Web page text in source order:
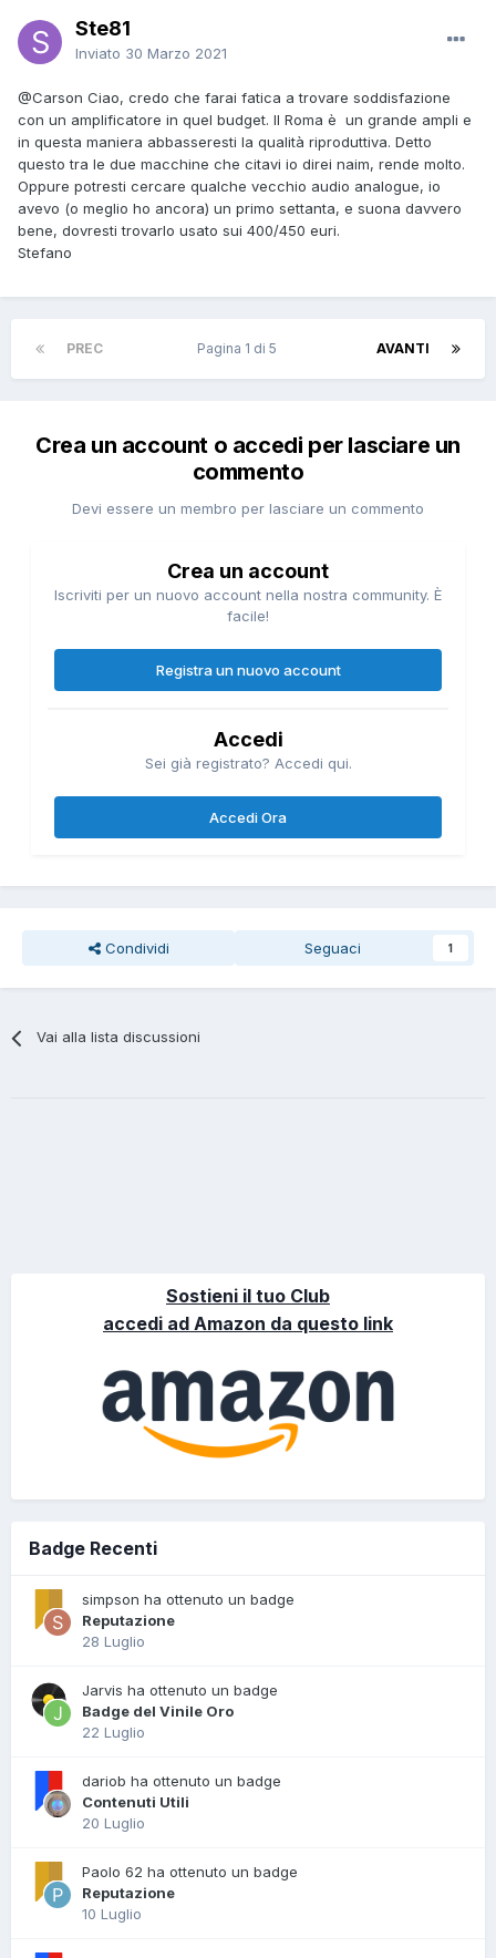
Ste81
Inviato 30 Marzo 2021
@Carson Ciao, credo che farai fatica a trovare soddisfazione
con un amplificatore in quel budget. Il Roma è un grande ampli e
in questa maniera abbasseresti la qualità riproduttiva. Detto
questo tra le due macchine che citavi io direi naim, rende molto.
Oppure potresti cercare qualche vecchio audio analogue, io
avevo (o meglio ho ancora) un primo settanta, e suona davvero
bene, dovresti trovarlo usato sui 400/450 euri.
Stefano
PREC AVANTI
Pagina 1 di 5
Crea un account o accedi per lasciare un
commento
Devi essere un membro per lasciare un commento
Crea un account
Iscriviti per un nuovo account nella nostra community. È
facile!
Registra un nuovo account
Accedi
Sei già registrato? Accedi qui.
Accedi Ora
Condividi Seguaci 1
Vai alla lista discussioni
Sostieni il tuo Club
accedi ad Amazon da questo link
Badge Recenti
simpson ha ottenuto un badge
Reputazione
28 Luglio
Jarvis ha ottenuto un badge
Badge del Vinile Oro
22 Luglio
dariob ha ottenuto un badge
Contenuti Utili
20 Luglio
Paolo 62 ha ottenuto un badge
Reputazione
10 Luglio